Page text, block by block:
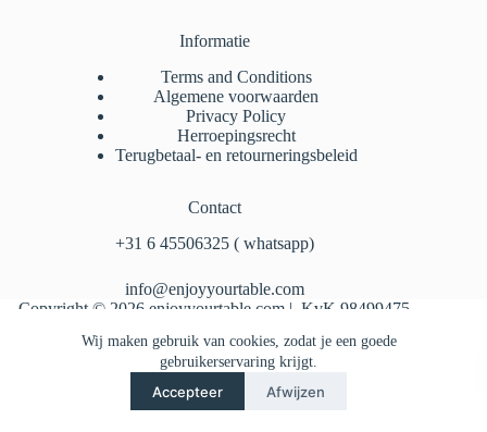
Wij maken gebruik van cookies, zodat je een goede
gebruikerservaring krijgt.
Accepteer Afwijzen
Informatie
Terms and Conditions
Algemene voorwaarden
Privacy Policy
Herroepingsrecht
Terugbetaal- en retourneringsbeleid
Contact
‪+31 6 45506325‬ ( whatsapp)
info@enjoyyourtable.com
Copyright © 2026 enjoyyourtable.com | KvK 98499475